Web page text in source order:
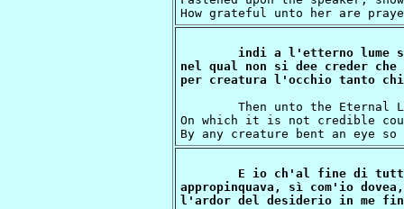
indi a l'etterno lume
nel qual non si dee creder
On which it is not credible
E io ch'al fine di
appropinquava, sì com'io dovea,